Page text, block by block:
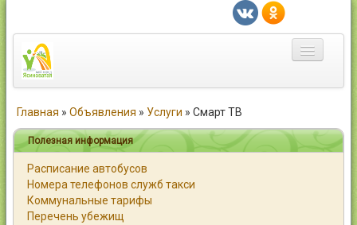
Город
Статьи
Каталог
Главная » Объявления » Услуги » Смарт ТВ
Полезная информация
Расписание автобусов
Номера телефонов служб такси
Коммунальные тарифы
Перечень убежищ